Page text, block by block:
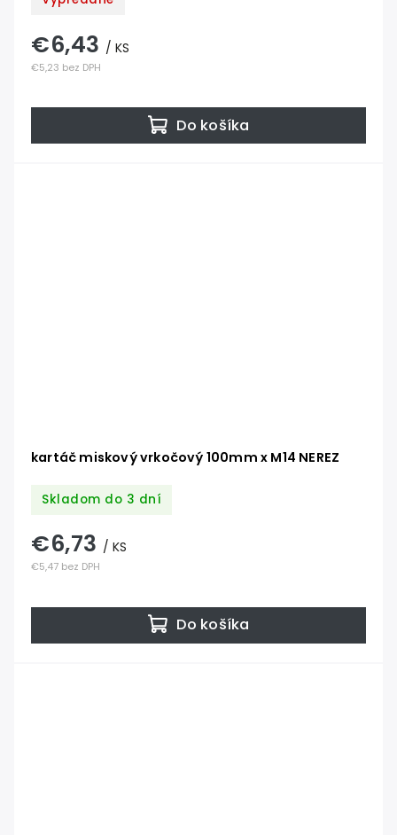
€5,23 bez DPH
€6,43 / KS
Do košíka
kartáč miskový vrkočový 100mm x M14 NEREZ
Skladom do 3 dní
€5,47 bez DPH
€6,73 / KS
Do košíka